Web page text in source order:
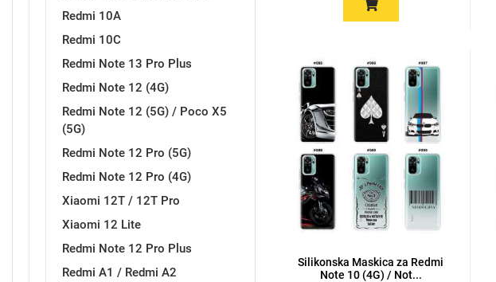
Redmi 10A
Redmi 10C
Redmi Note 13 Pro Plus
Redmi Note 12 (4G)
Redmi Note 12 (5G) / Poco X5
(5G)
Redmi Note 12 Pro (5G)
Redmi Note 12 Pro (4G)
Xiaomi 12T / 12T Pro
Xiaomi 12 Lite
Redmi Note 12 Pro Plus
Redmi A1 / Redmi A2
Silikonska Maskica za Redmi
Note 10 (4G) / Not...
Doodles
Monogrami
Za njega